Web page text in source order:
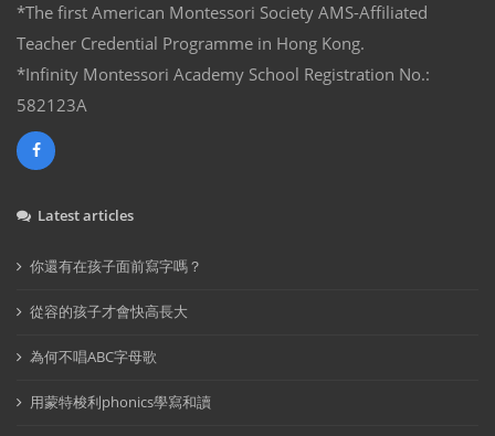
*The first American Montessori Society AMS-Affiliated
Teacher Credential Programme in Hong Kong.
*Infinity Montessori Academy School Registration No.:
582123A
Latest articles
你還有在孩子面前寫字嗎？
從容的孩子才會快高長大
為何不唱ABC字母歌
用蒙特梭利phonics學寫和讀